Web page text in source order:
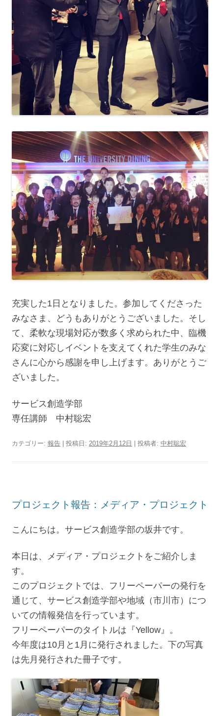
充実した1日となりました。参加してくださった
みなさま、どうもありがとうございました。そし
て、柔軟な現場対応が数多く求められた中、臨機
応変に対応しイベントを支えてくれた学生のみな
さんに心から感謝を申し上げます。ありがとうご
ざいました。
サービス創造学部
専任講師 中村聡宏
カテゴリー: 報告 | 投稿日: 2019年2月12日 | 投稿者: 中村聡宏
プロジェクト報告：メディア・プロジェクト
こんにちは。サービス創造学部の坂井です。
本日は、メディア・プロジェクトをご紹介しま
す。
このプロジェクトでは、フリーペーパーの発行を
通じて、サービス創造学部や地域（市川市）につ
いての情報発信を行っています。
フリーペーパーのタイトルは『Yellow』。
今年度は10月と1月に発行されました。下の写真
は先月発行された冊子です。